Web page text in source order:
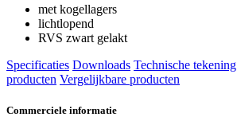
met kogellagers
lichtlopend
RVS zwart gelakt
Specificaties Downloads Technische tekening
producten Vergelijkbare producten
Commerciele informatie